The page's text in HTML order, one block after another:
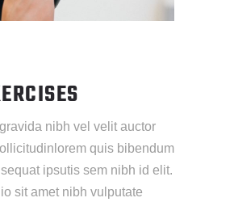
gravida nibh vel velit auctor
quis bibendum
ipsutis sem nibh id elit.
sit amet nibh vulputate